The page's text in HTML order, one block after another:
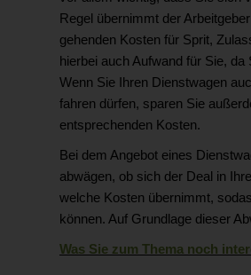
Regel übernimmt der
gehenden Kosten für Sprit,
hierbei auch Aufwand für Sie,
Wenn Sie Ihren Dienstwagen
fahren dürfen, sparen Sie
entsprechenden Kosten.
Bei dem Angebot eines
abwägen, ob sich der Deal in
welche Kosten übernimmt,
können. Auf Grundlage dieser
Was Sie zum Thema noch